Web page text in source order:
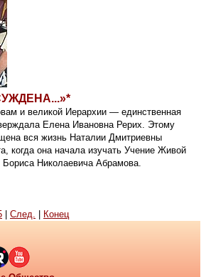
и великой Иерархии — единственная
Елена Ивановна Рерих. Этому
вся жизнь Наталии Дмитриевны
когда она начала изучать Учение Живой
Бориса Николаевича Абрамова.
След.
Конец